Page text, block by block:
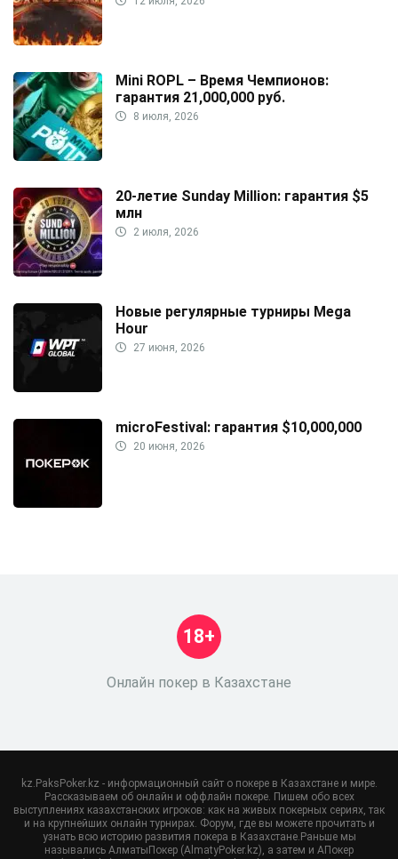
Mini ROPL – Время Чемпионов:
гарантия 21,000,000 руб.
8 июля, 2026
20-летие Sunday Million: гарантия $5
млн
2 июля, 2026
Новые регулярные турниры Mega
Hour
27 июня, 2026
microFestival: гарантия $10,000,000
20 июня, 2026
Онлайн покер в Казахстане
18+
kz.PaksPoker.kz - информационный сайт о покере в Казахстане и мире.
Рассказываем об онлайн и оффлайн покере. Пишем обо всех
выступлениях казахстанских игроков: как на живых покерных сериях, так
и на крупнейших онлайн турнирах. Форум, где вы можете прочитать и
узнать всю историю развития покера в Казахстане.Раньше мы
назывались АлматыПокер (AlmatyPoker.kz), а затем и АПокер